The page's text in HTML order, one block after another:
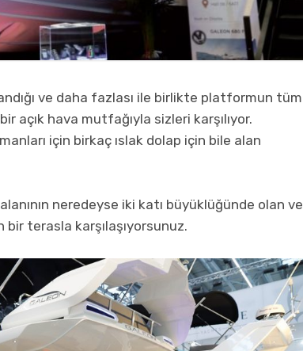
ve daha fazlası ile birlikte platformun tüm
açık hava mutfağıyla sizleri karşılıyor.
için birkaç ıslak dolap için bile alan
neredeyse iki katı büyüklüğünde olan ve
bir terasla karşılaşıyorsunuz.